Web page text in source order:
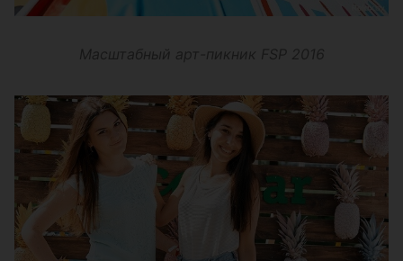
Масштабный арт-пикник FSP 2016